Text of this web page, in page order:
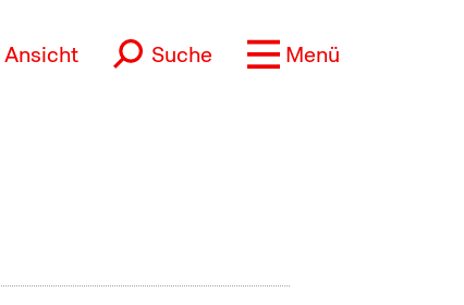
Ansicht Suche Menü